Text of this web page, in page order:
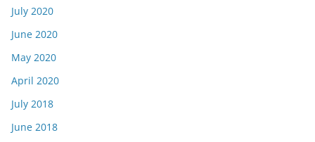
July 2020
June 2020
May 2020
April 2020
July 2018
June 2018